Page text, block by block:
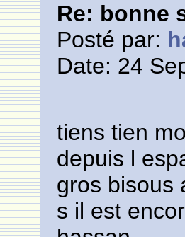
Re: bonne
Posté par:
Date: 24
tiens tien
depuis l
gros bisous
s il est